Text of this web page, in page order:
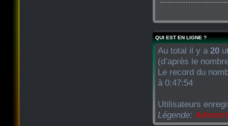
QUI EST EN LIGNE ?
Au total il y a 20
(d’après le
Le record du
à 0:47:54
Utilisateurs
Légende: